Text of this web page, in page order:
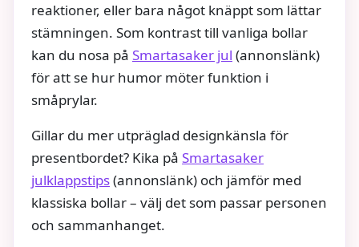
reaktioner, eller bara något knäppt som lättar
stämningen. Som kontrast till vanliga bollar
kan du nosa på Smartasaker jul (annonslänk)
för att se hur humor möter funktion i
småprylar.
Gillar du mer utpräglad designkänsla för
presentbordet? Kika på Smartasaker
julklappstips(annonslänk) och jämför med
klassiska bollar – välj det som passar personen
och sammanhanget.